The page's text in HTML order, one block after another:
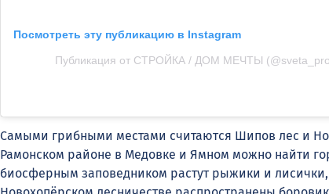
Посмотреть эту публикацию в Instagram
Публикация от СТРОЙКА / ДОМ МЕЧТЫ
Самыми грибными местами считаются Шипов лес и
Рамонском районе в Медовке и Ямном можно найти
биосферным заповедником растут рыжики и